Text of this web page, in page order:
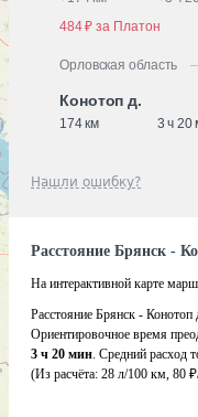
484 ₽ за Платон
Орловская область
Конотоп д.
174 км 3 ч 20
Нашли ошибку?
Расстояние Брянск -
На интерактивной карте
Расстояние Брянск - Конотоп
Ориентировочное время
3 ч 20 мин. Средний расход
(Из расчёта: 28 л/100 км, 80